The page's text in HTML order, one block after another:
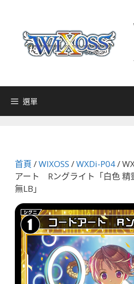
選單
首頁 /WIXOSS /WXDi-P04/
アート Rングライト「白色 精
無LB」